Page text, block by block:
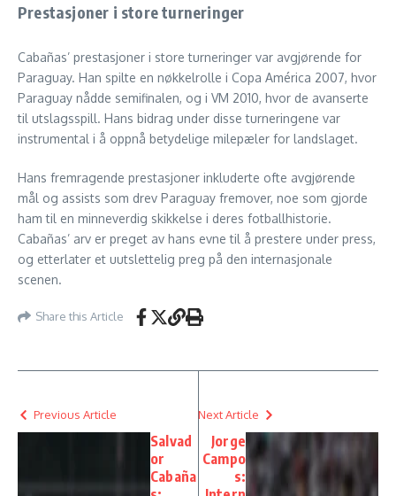
Prestasjoner i store turneringer
Cabañas’ prestasjoner i store turneringer var avgjørende for
Paraguay. Han spilte en nøkkelrolle i Copa América 2007, hvor
Paraguay nådde semifinalen, og i VM 2010, hvor de avanserte
til utslagsspill. Hans bidrag under disse turneringene var
instrumental i å oppnå betydelige milepæler for landslaget.
Hans fremragende prestasjoner inkluderte ofte avgjørende
mål og assists som drev Paraguay fremover, noe som gjorde
ham til en minneverdig skikkelse i deres fotballhistorie.
Cabañas’ arv er preget av hans evne til å prestere under press,
og etterlater et uutslettelig preg på den internasjonale
scenen.
Share this Article
Previous Article
Salvad
or
Cabaña
Next Article
Jorge
Campo
s: